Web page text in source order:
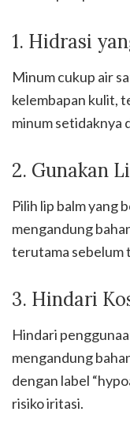
1. Hidrasi
Minum cukup air
kelembapan kulit,
minum setidaknya
2. Gunakan
Pilih lip balm yang
mengandung
terutama sebelum
3. Hindari
Hindari
mengandung
dengan label
risiko iritasi.